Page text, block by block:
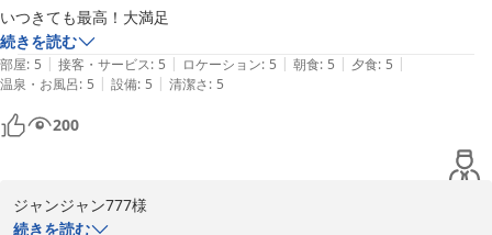
これからも皆様に心地よいひとときをお過ごしいただけるよう、変
わらぬおもてなしを続けてまいります。
またお会いできる日を、スタッフ一同心よりお待ちしております。
赤穂温泉 絶景露天風呂の宿 銀波荘
2026-07-30
いつきても最高！大満足
続きを読む
部屋: 5 | 接客・サービス: 5 | ロケーション: 5 | 朝食: 5 | 夕食: 5 |
温泉・お風呂: 5 | 設備: 5 | 清潔さ: 5
200
ジャンジャン777様
続きを読む